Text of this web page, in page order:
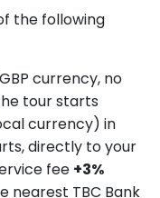
the following
currency, no
tour starts
currency) in
directly to your
fee +3%
nearest TBC Bank